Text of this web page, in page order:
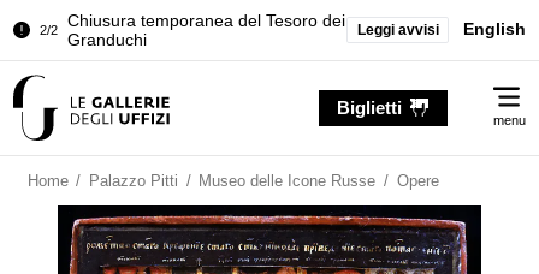
Granduchi
1/2
Palazzo Pitti. Temporanea chiusura
2/2
Chiusura temporanea del Tesoro dei
Palazzo Pitti. Temporanea chiusura
della Sala dell'Iliade
Chiusura temporanea del Tesoro dei
Granduchi
Leggi avvisi English
Biglietti
menu
Home / Palazzo Pitti / Museo delle Icone Russe / Opere